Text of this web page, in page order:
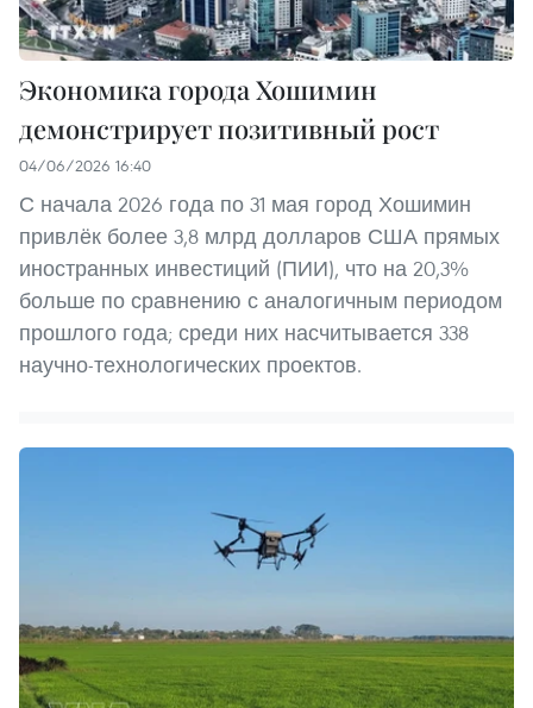
Экономика города Хошимин
демонстрирует позитивный рост
04/06/2026 16:40
С начала 2026 года по 31 мая город Хошимин
привлёк более 3,8 млрд долларов США прямых
иностранных инвестиций (ПИИ), что на 20,3%
больше по сравнению с аналогичным периодом
прошлого года; среди них насчитывается 338
научно-технологических проектов.